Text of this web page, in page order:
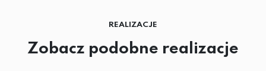
REALIZACJE
Zobacz podobne realizacje